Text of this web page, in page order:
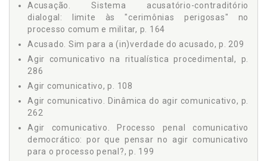
2.8 As Pressuposições Argumentativas, p. 125
2.9 A Fala Ideal, p. 131
3 - RAZÃO INSTRUMENTAL NA INSTRUÇÃO CRIMINAL?, p.
135
3.1 Instrumentalismos Contemporâneos em seus
Aspectos Criminológicos, p. 136
3.2 Direitos Humanos para uma Justiça Criminal de
"Humanos"!, p. 149
3.3 O Sistema Acusatório-Contraditório Dialogal: Limite às
"Cerimônias Perigosas" no Processo Comum e Militar, p.
164
3.4 Nas Cercanias da Justiça Consensual: "Consenso Há"?,
Acusação. Sistema acusatório-contraditório
dialogal: limite às "cerimônias perigosas" no
processo comum e militar, p. 164
Acusado. Sim para a (in)verdade do acusado, p. 209
Agir comunicativo na ritualística procedimental, p.
286
Agir comunicativo, p. 108
Agir comunicativo. Dinâmica do agir comunicativo, p.
262
Agir comunicativo. Processo penal comunicativo
democrático: por que pensar no agir comunicativo
para o processo penal?, p. 199